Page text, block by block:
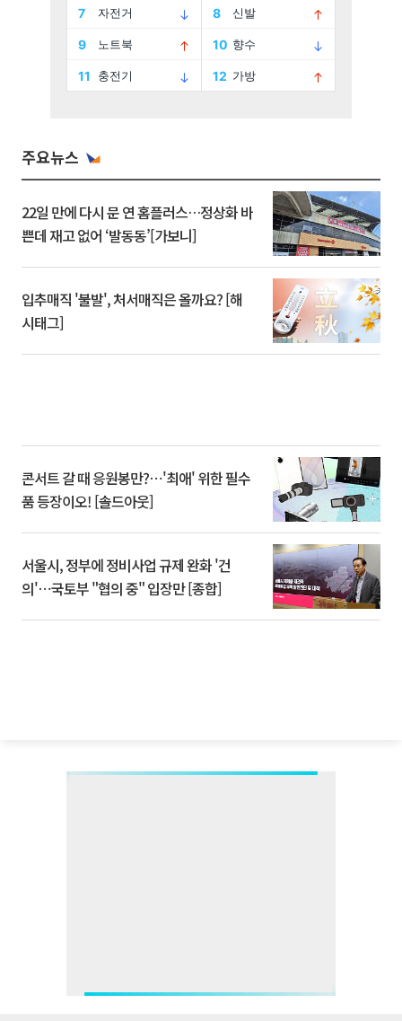
주요뉴스
22일 만에 다시 문 연 홈플러스…정상화 바
쁜데 재고 없어 ‘발동동’[가보니]
입추매직 '불발', 처서매직은 올까요? [해
시태그]
콘서트 갈 때 응원봉만?⋯'최애' 위한 필수
품 등장이오! [솔드아웃]
서울시, 정부에 정비사업 규제 완화 '건
의'⋯국토부 "협의 중" 입장만 [종합]